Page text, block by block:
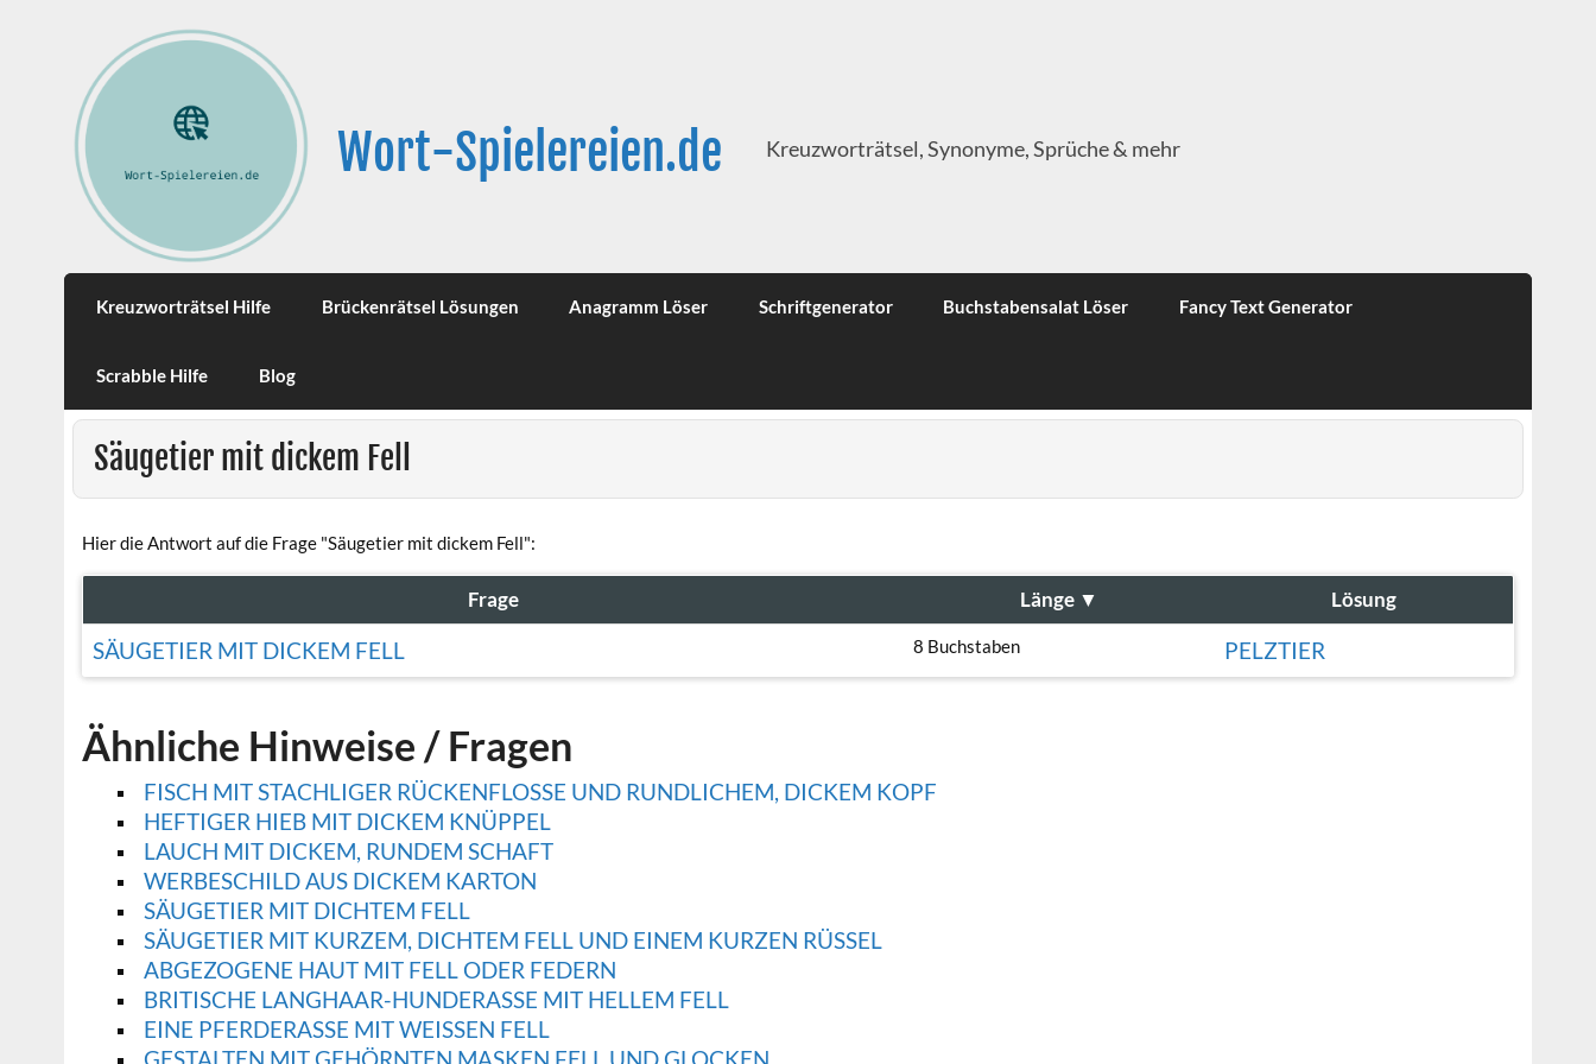
Wort-Spielereien.de Kreuzworträtsel, Synonyme, Sprüche & mehr
Kreuzworträtsel Hilfe Brückenrätsel Lösungen Anagramm Löser Schriftgenerator Buchstabensalat Löser Fancy Text Generator
Scrabble Hilfe Blog
Säugetier mit dickem Fell
Hier die Antwort auf die Frage "Säugetier mit dickem Fell":
Frage Länge ▼ Lösung
SÄUGETIER MIT DICKEM FELL 8 Buchstaben PELZTIER
Ähnliche Hinweise / Fragen
FISCH MIT STACHLIGER RÜCKENFLOSSE UND RUNDLICHEM, DICKEM KOPF
HEFTIGER HIEB MIT DICKEM KNÜPPEL
LAUCH MIT DICKEM, RUNDEM SCHAFT
WERBESCHILD AUS DICKEM KARTON
SÄUGETIER MIT DICHTEM FELL
SÄUGETIER MIT KURZEM, DICHTEM FELL UND EINEM KURZEN RÜSSEL
ABGEZOGENE HAUT MIT FELL ODER FEDERN
BRITISCHE LANGHAAR-HUNDERASSE MIT HELLEM FELL
EINE PFERDERASSE MIT WEISSEN FELL